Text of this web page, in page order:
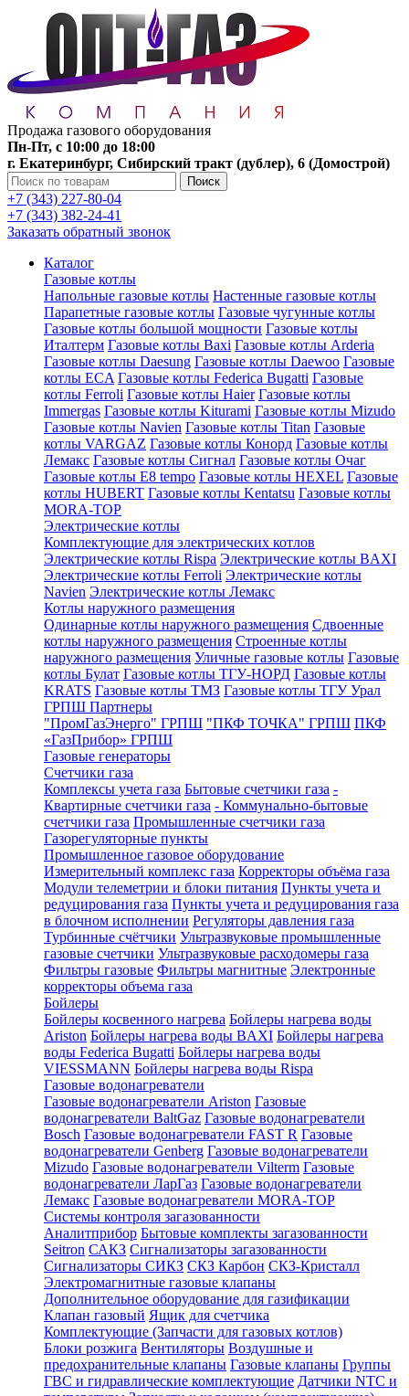
Продажа газового оборудования
Пн-Пт, с 10:00 до 18:00
г. Екатеринбург, Сибирский тракт (дублер), 6 (Домострой)
Поиск
+7 (343) 227-80-04
+7 (343) 382-24-41
Заказать обратный звонок
Каталог
Газовые котлы
Напольные газовые котлы Настенные газовые котлы
Парапетные газовые котлы Газовые чугунные котлы
Газовые котлы большой мощности Газовые котлы
Италтерм Газовые котлы Baxi Газовые котлы Arderia
Газовые котлы Daesung Газовые котлы Daewoo Газовые
котлы ECA Газовые котлы Federica Bugatti Газовые
котлы Ferroli Газовые котлы Haier Газовые котлы
Immergas Газовые котлы Kiturami Газовые котлы Mizudo
Газовые котлы Navien Газовые котлы Titan Газовые
котлы VARGAZ Газовые котлы Конорд Газовые котлы
Лемакс Газовые котлы Сигнал Газовые котлы Очаг
Газовые котлы E8 tempo Газовые котлы HEXEL Газовые
котлы HUBERT Газовые котлы Kentatsu Газовые котлы
MORA-TOP
Электрические котлы
Комплектующие для электрических котлов
Электрические котлы Rispa Электрические котлы BAXI
Электрические котлы Ferroli Электрические котлы
Navien Электрические котлы Лемакс
Котлы наружного размещения
Одинарные котлы наружного размещения Сдвоенные
котлы наружного размещения Строенные котлы
наружного размещения Уличные газовые котлы Газовые
котлы Булат Газовые котлы ТГУ-НОРД Газовые котлы
KRATS Газовые котлы ТМЗ Газовые котлы ТГУ Урал
ГРПШ Партнеры
"ПромГазЭнерго" ГРПШ "ПКФ ТОЧКА" ГРПШ ПКФ
«ГазПрибор» ГРПШ
Газовые генераторы
Счетчики газа
Комплексы учета газа Бытовые счетчики газа -
Квартирные счетчики газа - Коммунально-бытовые
счетчики газа Промышленные счетчики газа
Газорегуляторные пункты
Промышленное газовое оборудование
Измерительный комплекс газа Корректоры объёма газа
Модули телеметрии и блоки питания Пункты учета и
редуцирования газа Пункты учета и редуцирования газа
в блочном исполнении Регуляторы давления газа
Турбинные счётчики Ультразвуковые промышленные
газовые счетчики Ультразвуковые расходомеры газа
Фильтры газовые Фильтры магнитные Электронные
корректоры объема газа
Бойлеры
Бойлеры косвенного нагрева Бойлеры нагрева воды
Ariston Бойлеры нагрева воды BAXI Бойлеры нагрева
воды Federica Bugatti Бойлеры нагрева воды
VIESSMANN Бойлеры нагрева воды Rispa
Газовые водонагреватели
Газовые водонагреватели Ariston Газовые
водонагреватели BaltGaz Газовые водонагреватели
Bosch Газовые водонагреватели FAST R Газовые
водонагреватели Genberg Газовые водонагреватели
Mizudo Газовые водонагреватели Vilterm Газовые
водонагреватели ЛарГаз Газовые водонагреватели
Лемакс Газовые водонагреватели MORA-TOP
Системы контроля загазованности
Аналитприбор Бытовые комплекты загазованности
Seitron САКЗ Сигнализаторы загазованности
Сигнализаторы СИКЗ СКЗ Карбон СКЗ-Кристалл
Электромагнитные газовые клапаны
Дополнительное оборудование для газификации
Клапан газовый Ящик для счетчика
Комплектующие (Запчасти для газовых котлов)
Блоки розжига Вентиляторы Воздушные и
предохранительные клапаны Газовые клапаны Группы
ГВС и гидравлические комплектующие Датчики NTC и